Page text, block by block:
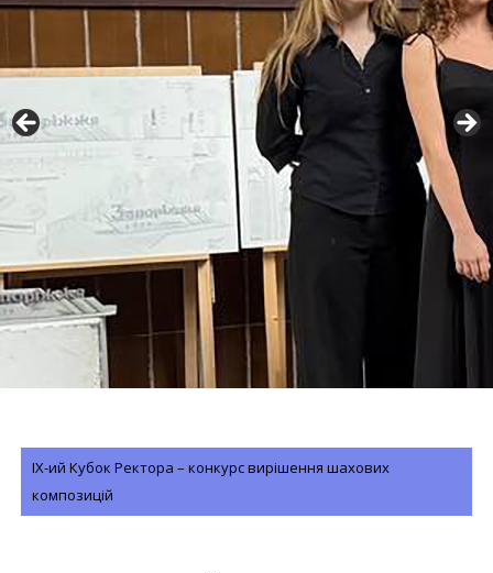
IX-ий Кубок Ректора – конкурс вирішення шахових
композицій